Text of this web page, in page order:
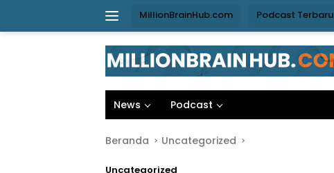
MillionBrainHub.com Podcast Terbaru
News Podcast
Beranda Uncategorized
Uncategorized